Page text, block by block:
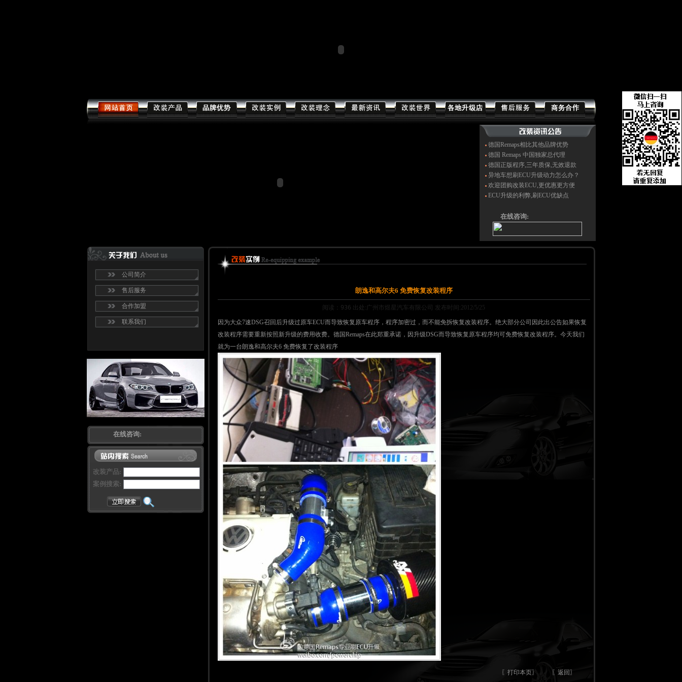
德国Remaps相比其他品牌优势
德国 Remaps 中国独家总代理
德国正版程序,三年质保,无效退款
异地车想刷ECU升级动力怎么办？
欢迎团购改装ECU,更优惠更方便
ECU升级的利弊,刷ECU优缺点
在线咨询:
公司简介
售后服务
合作加盟
联系我们
在线咨询:
改装产品:
案例搜索:
朗逸和高尔夫6 免费恢复改装程序
阅读：936 出处:广州市煜星汽车有限公司 发布时间:2012/5/25
因为大众7速DSG召回后升级过原车ECU而导致恢复原车程序，程序加密过，而不能免拆恢复改装程序。绝大部分公司因此出公告如果恢复
改装程序需要重新按照新升级的费用收费。德国Remaps在此郑重承诺，因升级DSG而导致恢复原车程序均可免费恢复改装程序。今天我们
就为一台朗逸和高尔夫6 免费恢复了改装程序
〖打印本页〗 〖返回〗